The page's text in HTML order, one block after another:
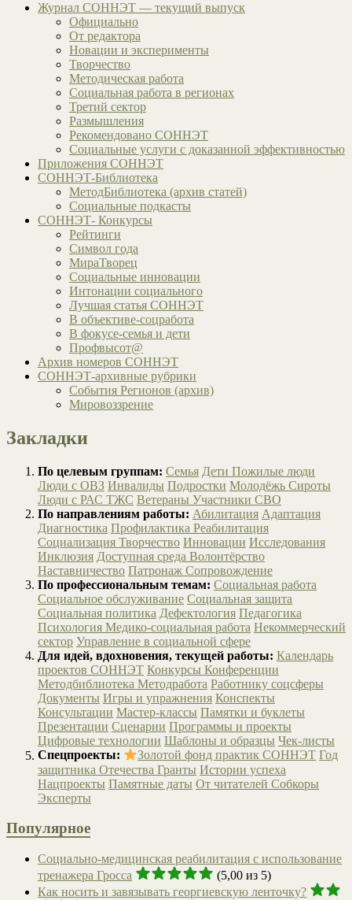
Журнал СОННЭТ — текущий выпуск
Официально
От редактора
Новации и эксперименты
Творчество
Методическая работа
Социальная работа в регионах
Третий сектор
Размышления
Рекомендовано СОННЭТ
Социальные услуги с доказанной эффективностью
Приложения СОННЭТ
СОННЭТ-Библиотека
МетодБиблиотека (архив статей)
Социальные подкасты
СОННЭТ- Конкурсы
Рейтинги
Символ года
МираТворец
Социальные инновации
Интонации социального
Лучшая статья СОННЭТ
В объективе-соцработа
В фокусе-семья и дети
Профвысот@
Архив номеров СОННЭТ
СОННЭТ-архивные рубрики
События Регионов (архив)
Мировоззрение
Закладки
По целевым группам: Семья Дети Пожилые люди
Люди с ОВЗ Инвалиды Подростки Молодёжь Сироты
Люди с РАС ТЖС Ветераны Участники СВО
По направлениям работы: Абилитация Адаптация
Диагностика Профилактика Реабилитация
Социализация Творчество Инновации Исследования
Инклюзия Доступная среда Волонтёрство
Наставничество Патронаж Сопровождение
По профессиональным темам: Социальная работа
Социальное обслуживание Социальная защита
Социальная политика Дефектология Педагогика
Психология Медико-социальная работа Некоммерческий
сектор Управление в социальной сфере
Для идей, вдохновения, текущей работы: Календарь
проектов СОННЭТ Конкурсы Конференции
Методбиблиотека Методработа Работнику соцсферы
Документы Игры и упражнения Конспекты
Консультации Мастер-классы Памятки и буклеты
Презентации Сценарии Программы и проекты
Цифровые технологии Шаблоны и образцы Чек-листы
Спецпроекты:
Золотой фонд практик СОННЭТ Год
защитника Отечества Гранты Истории успеха
Нацпроекты Памятные даты От читателей Собкоры
Эксперты
Популярное
Социально-медицинская реабилитация с использование
тренажера Гросса
(5,00 из 5)
Как носить и завязывать георгиевскую ленточку?